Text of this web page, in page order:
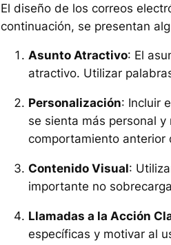
El diseño de los correos
continuación, se presentan
Asunto Atractivo: El
atractivo. Utilizar
Personalización: Incluir
se sienta más personal
comportamiento anterior
Contenido Visual:
importante no
Llamadas a la Acción
específicas y motivar al